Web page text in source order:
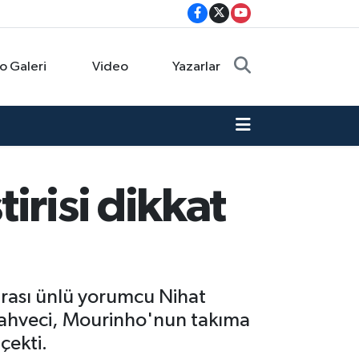
Galeri Video Yazarlar
dikkat
ünlü yorumcu Nihat
Mourinho'nun takıma